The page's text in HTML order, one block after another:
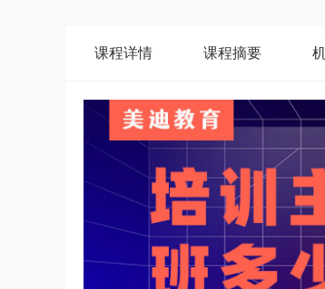
课程详情 课程摘要